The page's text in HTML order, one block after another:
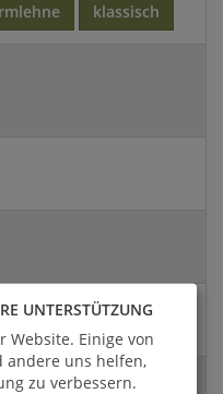
klassisch
UNTERSTÜTZUNG
Website. Einige von
andere uns helfen,
zu verbessern.